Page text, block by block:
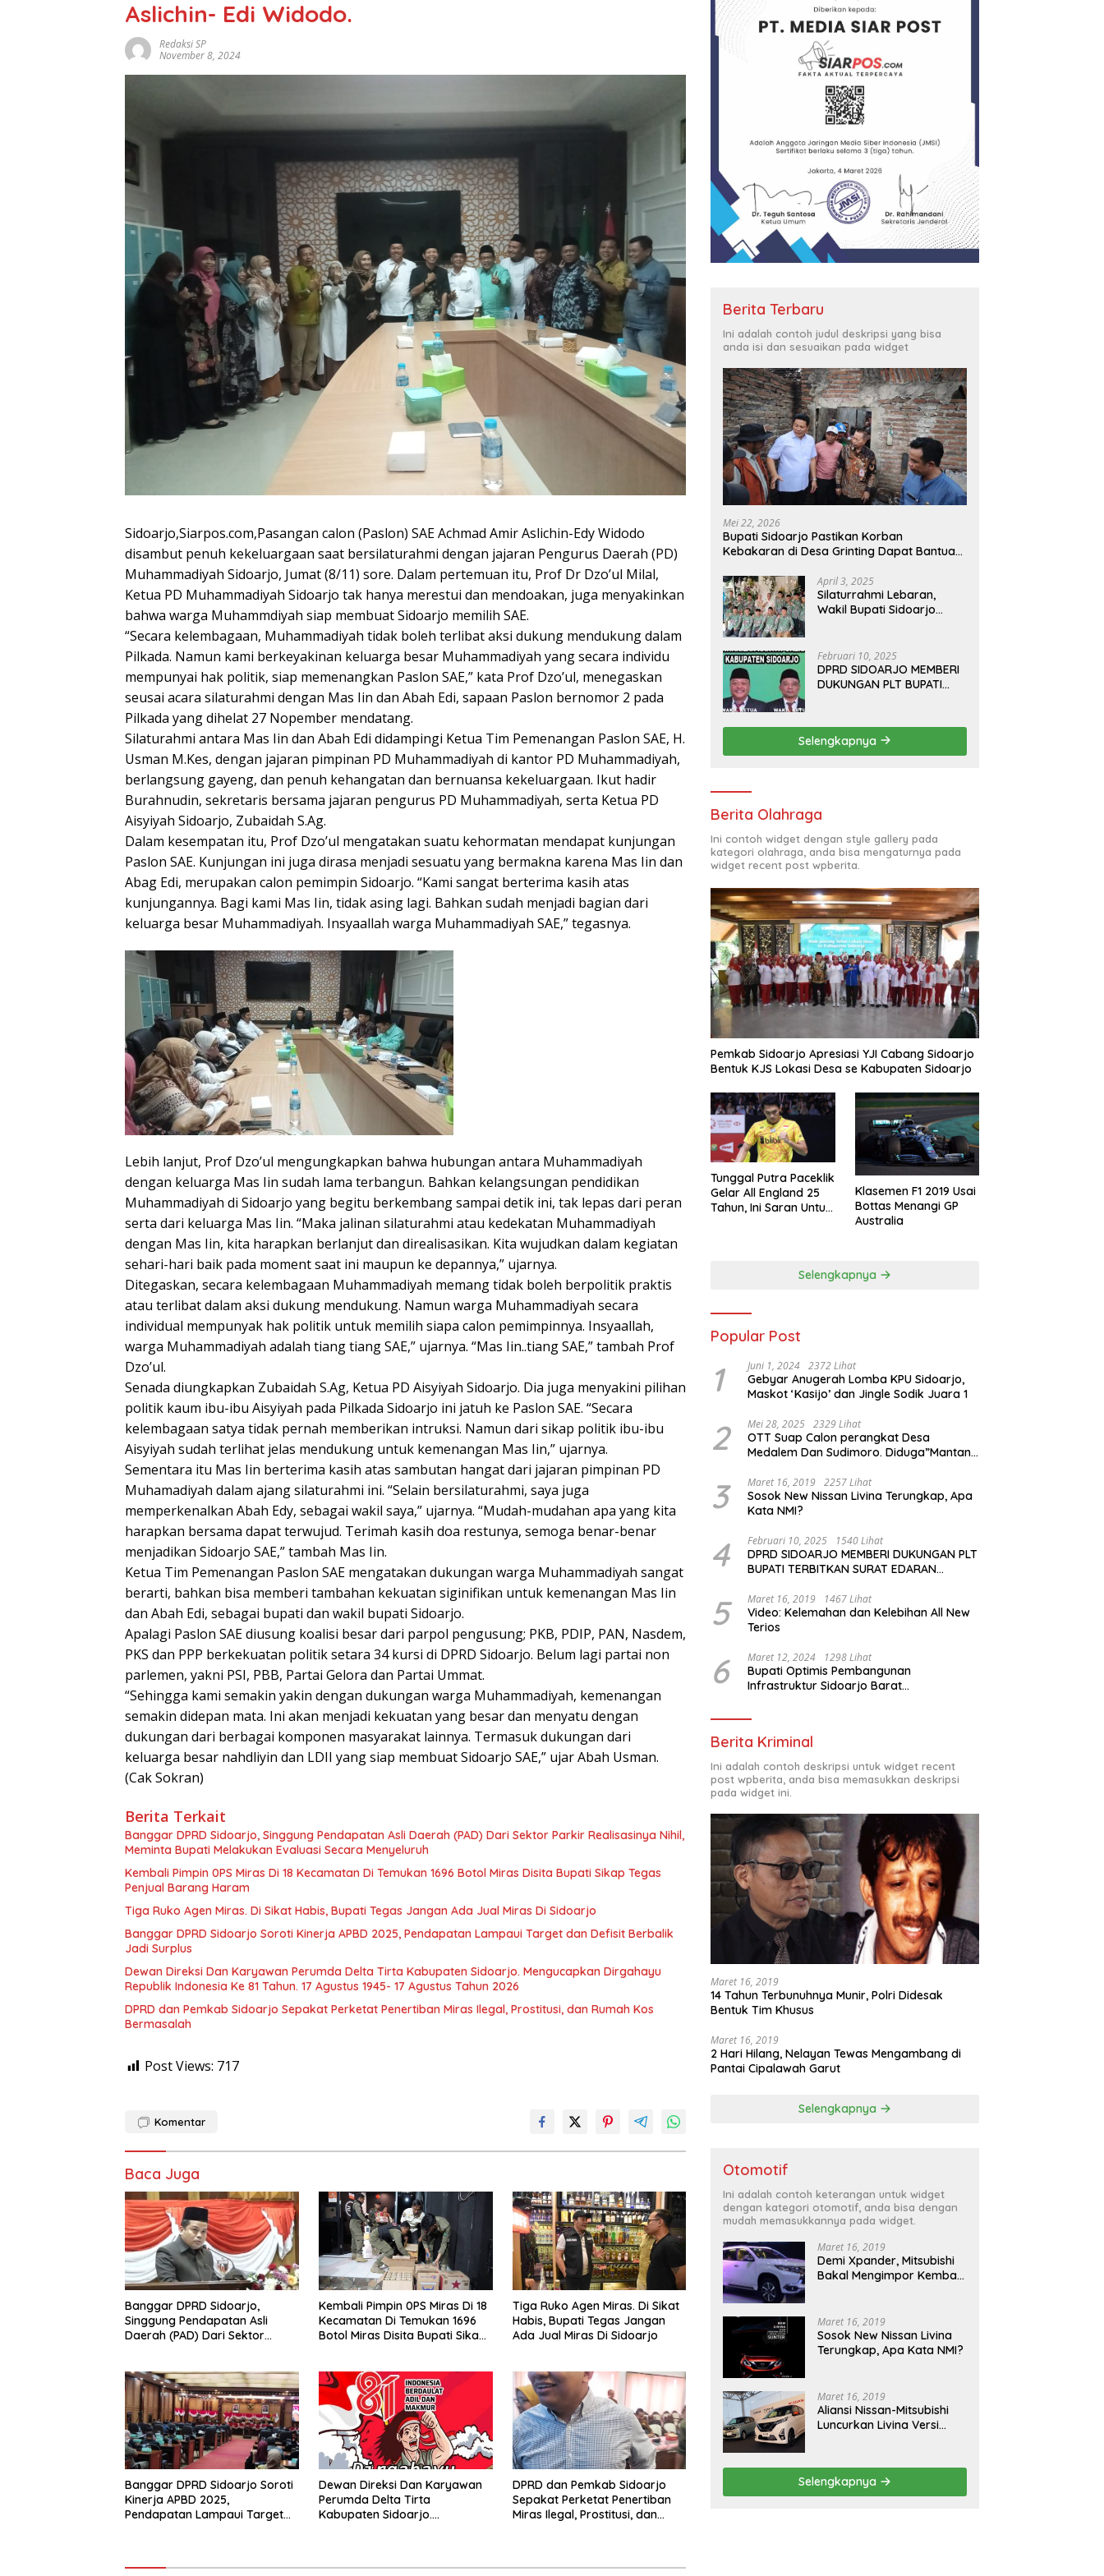
Aslichin- Edi Widodo.
Redaksi SP
November 8, 2024
Sidoarjo,Siarpos.com,Pasangan calon (Paslon) SAE Achmad Amir Aslichin-Edy Widodo
disambut penuh kekeluargaan saat bersilaturahmi dengan jajaran Pengurus Daerah (PD)
Muhammadiyah Sidoarjo, Jumat (8/11) sore. Dalam pertemuan itu, Prof Dr Dzo’ul Milal,
Ketua PD Muhammadiyah Sidoarjo tak hanya merestui dan mendoakan, juga menyakinkan
bahwa warga Muhammdiyah siap membuat Sidoarjo memilih SAE.
“Secara kelembagaan, Muhammadiyah tidak boleh terlibat aksi dukung mendukung dalam
Pilkada. Namun kami berkeyakinan keluarga besar Muhammadiyah yang secara individu
mempunyai hak politik, siap memenangkan Paslon SAE,” kata Prof Dzo’ul, menegaskan
seusai acara silaturahmi dengan Mas Iin dan Abah Edi, sapaan Paslon bernomor 2 pada
Pilkada yang dihelat 27 Nopember mendatang.
Silaturahmi antara Mas Iin dan Abah Edi didampingi Ketua Tim Pemenangan Paslon SAE, H.
Usman M.Kes, dengan jajaran pimpinan PD Muhammadiyah di kantor PD Muhammadiyah,
berlangsung gayeng, dan penuh kehangatan dan bernuansa kekeluargaan. Ikut hadir
Burahnudin, sekretaris bersama jajaran pengurus PD Muhammadiyah, serta Ketua PD
Aisyiyah Sidoarjo, Zubaidah S.Ag.
Dalam kesempatan itu, Prof Dzo’ul mengatakan suatu kehormatan mendapat kunjungan
Paslon SAE. Kunjungan ini juga dirasa menjadi sesuatu yang bermakna karena Mas Iin dan
Abag Edi, merupakan calon pemimpin Sidoarjo. “Kami sangat berterima kasih atas
kunjungannya. Bagi kami Mas Iin, tidak asing lagi. Bahkan sudah menjadi bagian dari
keluarga besar Muhammadiyah. Insyaallah warga Muhammadiyah SAE,” tegasnya.
Lebih lanjut, Prof Dzo’ul mengungkapkan bahwa hubungan antara Muhammadiyah
dengan keluarga Mas Iin sudah lama terbangun. Bahkan kelangsungan pendidikan
Muhammadiyah di Sidoarjo yang begitu berkembang sampai detik ini, tak lepas dari peran
serta dari keluarga Mas Iin. “Maka jalinan silaturahmi atau kedekatan Muhammadiyah
dengan Mas Iin, kita harapkan berlanjut dan direalisasikan. Kita wujudkan dalam kegiatan
sehari-hari baik pada moment saat ini maupun ke depannya,” ujarnya.
Ditegaskan, secara kelembagaan Muhammadiyah memang tidak boleh berpolitik praktis
atau terlibat dalam aksi dukung mendukung. Namun warga Muhammadiyah secara
individual mempunyak hak politik untuk memilih siapa calon pemimpinnya. Insyaallah,
warga Muhammadiyah adalah tiang tiang SAE,” ujarnya. “Mas Iin..tiang SAE,” tambah Prof
Dzo’ul.
Senada diungkapkan Zubaidah S.Ag, Ketua PD Aisyiyah Sidoarjo. Dia juga menyakini pilihan
politik kaum ibu-ibu Aisyiyah pada Pilkada Sidoarjo ini jatuh ke Paslon SAE. “Secara
kelembagaan satya tidak pernah memberikan intruksi. Namun dari sikap politik ibu-ibu
Aisyiyah sudah terlihat jelas mendukung untuk kemenangan Mas Iin,” ujarnya.
Sementara itu Mas Iin berterima kasih atas sambutan hangat dari jajaran pimpinan PD
Muhamadiyah dalam ajang silaturahmi ini. “Selain bersilaturahmi, saya juga
memperkenalkan Abah Edy, sebagai wakil saya,” ujarnya. “Mudah-mudahan apa yang kita
harapkan bersama dapat terwujud. Terimah kasih doa restunya, semoga benar-benar
menjadikan Sidoarjo SAE,” tambah Mas Iin.
Ketua Tim Pemenangan Paslon SAE mengatakan dukungan warga Muhammadiyah sangat
berarti, bahkan bisa memberi tambahan kekuatan siginifikan untuk kemenangan Mas Iin
dan Abah Edi, sebagai bupati dan wakil bupati Sidoarjo.
Apalagi Paslon SAE diusung koalisi besar dari parpol pengusung; PKB, PDIP, PAN, Nasdem,
PKS dan PPP berkekuatan politik setara 34 kursi di DPRD Sidoarjo. Belum lagi partai non
parlemen, yakni PSI, PBB, Partai Gelora dan Partai Ummat.
“Sehingga kami semakin yakin dengan dukungan warga Muhammadiyah, kemenangan
semakin didepan mata. Ini akan menjadi kekuatan yang besar dan menyatu dengan
dukungan dari berbagai komponen masyarakat lainnya. Termasuk dukungan dari
keluarga besar nahdliyin dan LDII yang siap membuat Sidoarjo SAE,” ujar Abah Usman.
(Cak Sokran)
Berita Terkait
Banggar DPRD Sidoarjo, Singgung Pendapatan Asli Daerah (PAD) Dari Sektor Parkir Realisasinya Nihil,
Meminta Bupati Melakukan Evaluasi Secara Menyeluruh
Kembali Pimpin 0PS Miras Di 18 Kecamatan Di Temukan 1696 Botol Miras Disita Bupati Sikap Tegas
Penjual Barang Haram
Tiga Ruko Agen Miras. Di Sikat Habis, Bupati Tegas Jangan Ada Jual Miras Di Sidoarjo
Banggar DPRD Sidoarjo Soroti Kinerja APBD 2025, Pendapatan Lampaui Target dan Defisit Berbalik
Jadi Surplus
Dewan Direksi Dan Karyawan Perumda Delta Tirta Kabupaten Sidoarjo. Mengucapkan Dirgahayu
Republik Indonesia Ke 81 Tahun. 17 Agustus 1945- 17 Agustus Tahun 2026
DPRD dan Pemkab Sidoarjo Sepakat Perketat Penertiban Miras Ilegal, Prostitusi, dan Rumah Kos
Bermasalah
Post Views: 717
Komentar
Baca Juga
Banggar DPRD Sidoarjo,
Singgung Pendapatan Asli
Daerah (PAD) Dari Sektor
Evaluasi Secara Menyeluruh
Kembali Pimpin 0PS Miras Di 18
Kecamatan Di Temukan 1696
Botol Miras Disita Bupati Sikap
Tiga Ruko Agen Miras. Di Sikat
Habis, Bupati Tegas Jangan
Ada Jual Miras Di Sidoarjo
Banggar DPRD Sidoarjo Soroti
Kinerja APBD 2025,
Pendapatan Lampaui Target
Dewan Direksi Dan Karyawan
Perumda Delta Tirta
Kabupaten Sidoarjo.
DPRD dan Pemkab Sidoarjo
Sepakat Perketat Penertiban
Miras Ilegal, Prostitusi, dan
Berita Terbaru
Ini adalah contoh judul deskripsi yang bisa
anda isi dan sesuaikan pada widget
Mei 22, 2026
Bupati Sidoarjo Pastikan Korban
Kebakaran di Desa Grinting Dapat Bantuan
April 3, 2025
Silaturrahmi Lebaran,
Wakil Bupati Sidoarjo
Februari 10, 2025
DPRD SIDOARJO MEMBERI
DUKUNGAN PLT BUPATI
OUTDOOR LEARNING
(ODL) TK, PAUD, SD,
SMP/MTS KELUAR KOTA
Selengkapnya
Berita Olahraga
Ini contoh widget dengan style gallery pada
kategori olahraga, anda bisa mengaturnya pada
widget recent post wpberita.
Pemkab Sidoarjo Apresiasi YJI Cabang Sidoarjo
Bentuk KJS Lokasi Desa se Kabupaten Sidoarjo
Tunggal Putra Paceklik
Gelar All England 25
Tahun, Ini Saran Untuk
Klasemen F1 2019 Usai
Bottas Menangi GP
Australia
Selengkapnya
Popular Post
1 Juni 1, 2024 2372 Lihat
Gebyar Anugerah Lomba KPU Sidoarjo,
Maskot ‘Kasijo’ dan Jingle Sodik Juara 1
2 Mei 28, 2025 2329 Lihat
OTT Suap Calon perangkat Desa
Medalem Dan Sudimoro. Diduga”Mantan
3 Maret 16, 2019 2257 Lihat
Sosok New Nissan Livina Terungkap, Apa
Kata NMI?
4 Februari 10, 2025 1540 Lihat
DPRD SIDOARJO MEMBERI DUKUNGAN PLT
BUPATI TERBITKAN SURAT EDARAN
(ODL) TK, PAUD, SD, SMP/MTS KELUAR
KOTA
5 Maret 16, 2019 1467 Lihat
Video: Kelemahan dan Kelebihan All New
Terios
6 Maret 12, 2024 1298 Lihat
Bupati Optimis Pembangunan
Infrastruktur Sidoarjo Barat
Berita Kriminal
Ini adalah contoh deskripsi untuk widget recent
post wpberita, anda bisa memasukkan deskripsi
pada widget ini.
Maret 16, 2019
14 Tahun Terbunuhnya Munir, Polri Didesak
Bentuk Tim Khusus
Maret 16, 2019
2 Hari Hilang, Nelayan Tewas Mengambang di
Pantai Cipalawah Garut
Selengkapnya
Otomotif
Ini adalah contoh keterangan untuk widget
dengan kategori otomotif, anda bisa dengan
mudah memasukkannya pada widget.
Maret 16, 2019
Demi Xpander, Mitsubishi
Bakal Mengimpor Kembali
Maret 16, 2019
Sosok New Nissan Livina
Terungkap, Apa Kata NMI?
Maret 16, 2019
Aliansi Nissan-Mitsubishi
Luncurkan Livina Versi
Selengkapnya